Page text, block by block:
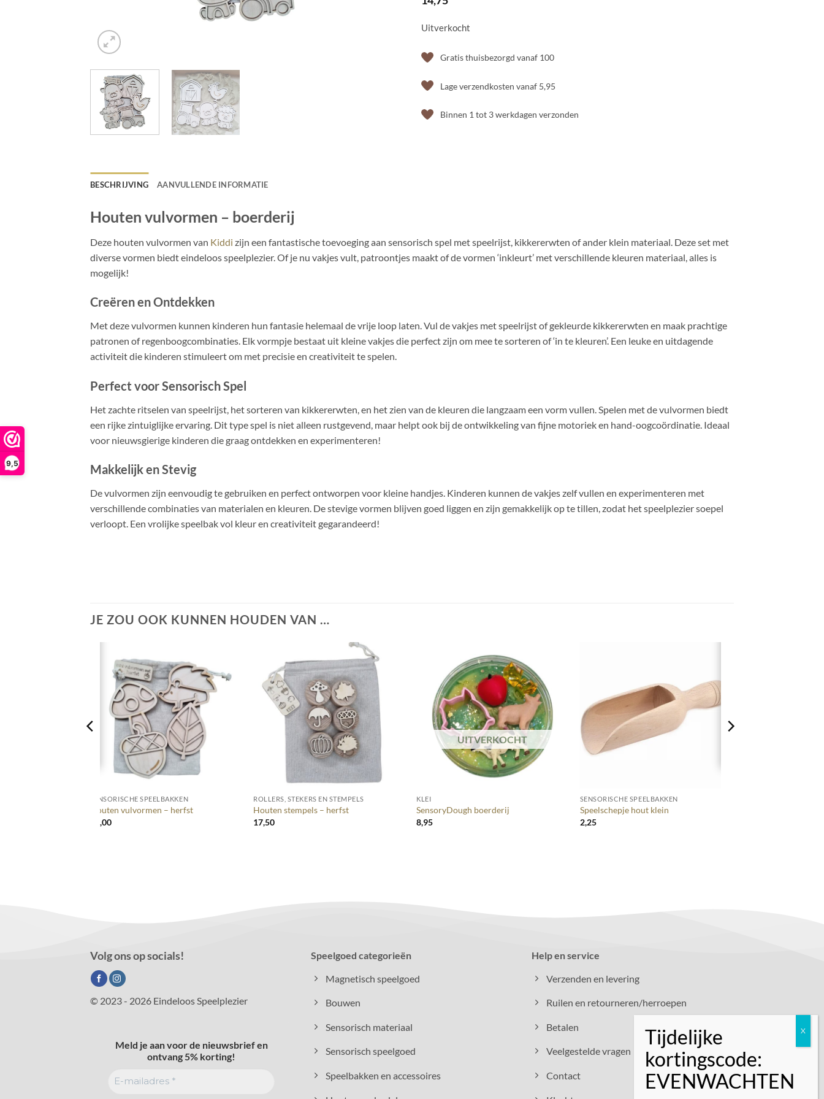
9,5
Uitverkocht
Gratis thuisbezorgd vanaf 100
Lage verzendkosten vanaf 5,95
Binnen 1 tot 3 werkdagen verzonden
BESCHRIJVING AANVULLENDE INFORMATIE
Houten vulvormen – boerderij
Deze houten vulvormen van Kiddi zijn een fantastische toevoeging aan sensorisch spel met speelrijst, kikkererwten of ander klein materiaal. Deze set met
diverse vormen biedt eindeloos speelplezier. Of je nu vakjes vult, patroontjes maakt of de vormen ‘inkleurt’ met verschillende kleuren materiaal, alles is
mogelijk!
Creëren en Ontdekken
Met deze vulvormen kunnen kinderen hun fantasie helemaal de vrije loop laten. Vul de vakjes met speelrijst of gekleurde kikkererwten en maak prachtige
patronen of regenboogcombinaties. Elk vormpje bestaat uit kleine vakjes die perfect zijn om mee te sorteren of ‘in te kleuren’. Een leuke en uitdagende
activiteit die kinderen stimuleert om met precisie en creativiteit te spelen.
Perfect voor Sensorisch Spel
Het zachte ritselen van speelrijst, het sorteren van kikkererwten, en het zien van de kleuren die langzaam een vorm vullen. Spelen met de vulvormen biedt
een rijke zintuiglijke ervaring. Dit type spel is niet alleen rustgevend, maar helpt ook bij de ontwikkeling van fijne motoriek en hand-oogcoördinatie. Ideaal
voor nieuwsgierige kinderen die graag ontdekken en experimenteren!
Makkelijk en Stevig
De vulvormen zijn eenvoudig te gebruiken en perfect ontworpen voor kleine handjes. Kinderen kunnen de vakjes zelf vullen en experimenteren met
verschillende combinaties van materialen en kleuren. De stevige vormen blijven goed liggen en zijn gemakkelijk op te tillen, zodat het speelplezier soepel
verloopt. Een vrolijke speelbak vol kleur en creativiteit gegarandeerd!
JE ZOU OOK KUNNEN HOUDEN VAN …
SENSORISCHE SPEELBAKKEN
Houten vulvormen – herfst
12,00
ROLLERS, STEKERS EN STEMPELS
Houten stempels – herfst
17,50
UITVERKOCHT
KLEI
SensoryDough boerderij
8,95
SENSORISCHE SPEELBAKKEN
Speelschepje hout klein
2,25
Volg ons op socials!
© 2023 - 2026 Eindeloos Speelplezier
Meld je aan voor de nieuwsbrief en
ontvang 5% korting!
Speelgoed categorieën
Magnetisch speelgoed
Bouwen
Sensorisch materiaal
Sensorisch speelgoed
Speelbakken en accessoires
Help en service
Verzenden en levering
Ruilen en retourneren/herroepen
Betalen
Veelgestelde vragen
Contact